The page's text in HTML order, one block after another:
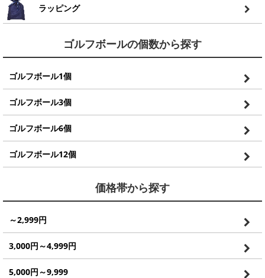
ラッピング
ゴルフボールの個数から探す
ゴルフボール1個
ゴルフボール3個
ゴルフボール6個
ゴルフボール12個
価格帯から探す
～2,999円
3,000円～4,999円
5,000円～9,999